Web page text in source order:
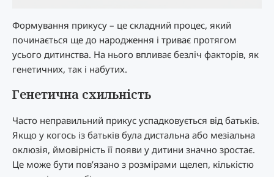
Формування прикусу – це складний процес, який
починається ще до народження і триває протягом
усього дитинства. На нього впливає безліч факторів, як
генетичних, так і набутих.
Генетична схильність
Часто неправильний прикус успадковується від батьків.
Якщо у когось із батьків була дистальна або мезіальна
оклюзія, ймовірність її появи у дитини значно зростає.
Це може бути пов’язано з розмірами щелеп, кількістю